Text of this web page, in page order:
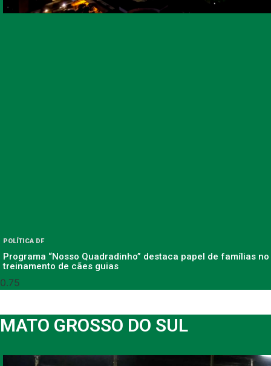
POLÍTICA DF
Programa “Nosso Quadradinho” destaca papel de famílias no
treinamento de cães guias
MATO GROSSO DO SUL